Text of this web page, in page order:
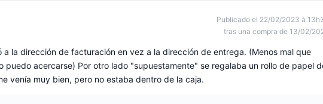
Publicado el 22/02/2023 à
tras una compra de 13/02/
a la dirección de facturación en vez a la dirección de entrega. (Menos mal que
puedo acercarse) Por otro lado "supuestamente" se regalaba un rollo de papel
venía muy bien, pero no estaba dentro de la caja.